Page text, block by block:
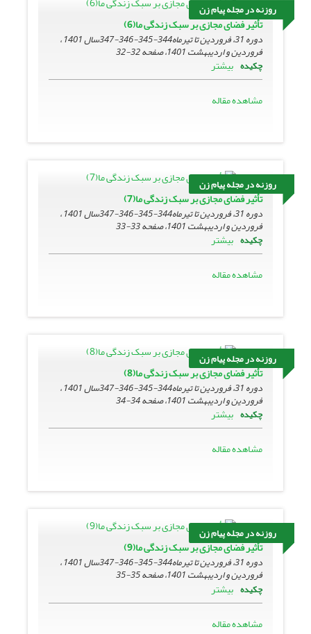
روزنه در مجله پیام زن
تأثیر فضای مجازی بر سبک زندگی ما(6)
دوره 31، فروردین تا تیرماه344-345-346-347سال 1401 ،
فروردین و اردیبهشت 1401، صفحه
32-32
چکیده بیشتر
مشاهده مقاله
روزنه در مجله پیام زن
تأثیر فضای مجازی بر سبک زندگی ما(7)
دوره 31، فروردین تا تیرماه344-345-346-347سال 1401 ،
فروردین و اردیبهشت 1401، صفحه
33-33
چکیده بیشتر
مشاهده مقاله
روزنه در مجله پیام زن
تأثیر فضای مجازی بر سبک زندگی ما(8)
دوره 31، فروردین تا تیرماه344-345-346-347سال 1401 ،
فروردین و اردیبهشت 1401، صفحه
34-34
چکیده بیشتر
مشاهده مقاله
روزنه در مجله پیام زن
تأثیر فضای مجازی بر سبک زندگی ما(9)
دوره 31، فروردین تا تیرماه344-345-346-347سال 1401 ،
فروردین و اردیبهشت 1401، صفحه
35-35
چکیده بیشتر
مشاهده مقاله